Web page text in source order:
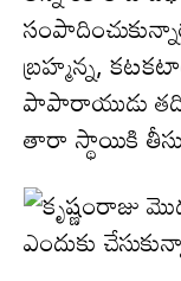
బ్ర‌హ్మ‌న్న,
పాపారాయుడు
తారా స్థాయికి